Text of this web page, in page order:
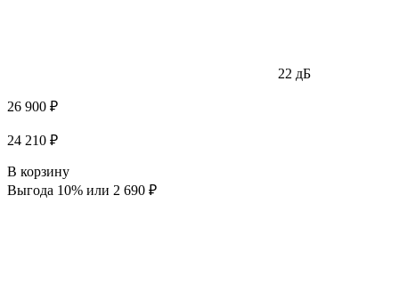
22 дБ
26 900 ₽
24 210 ₽
В корзину
Выгода 10% или 2 690 ₽